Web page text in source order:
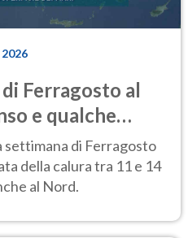
Ferragosto al
e qualche
settimana di Ferragosto
della calura tra 11 e 14
al Nord.